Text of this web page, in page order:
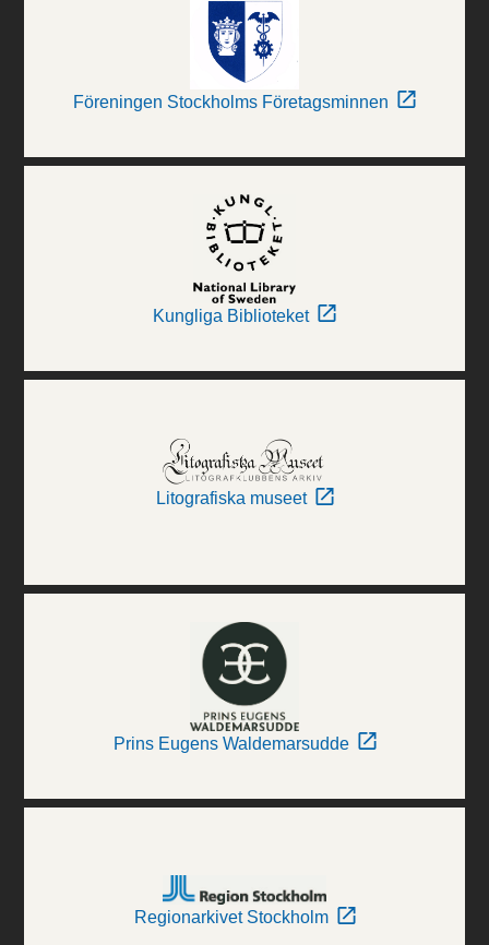
Föreningen Stockholms Företagsminnen
Kungliga Biblioteket
Litografiska museet
Prins Eugens Waldemarsudde
Regionarkivet Stockholm